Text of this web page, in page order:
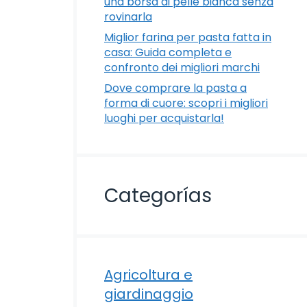
rovinarla
Miglior farina per pasta fatta in
casa: Guida completa e
confronto dei migliori marchi
Dove comprare la pasta a
forma di cuore: scopri i migliori
luoghi per acquistarla!
Categorías
Agricoltura e
giardinaggio